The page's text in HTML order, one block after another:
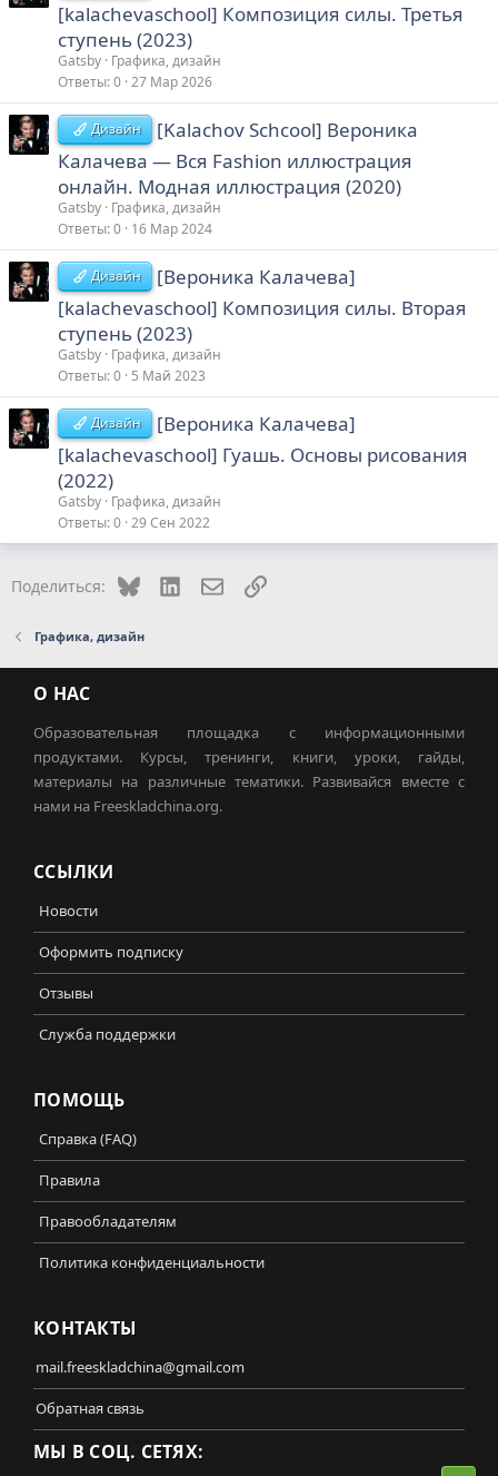
[kalachevaschool] Композиция силы. Третья
ступень (2023)
Gatsby Графика, дизайн
Ответы 0 27 Мар 2026
Дизайн
[Kalachov Schcool] Вероника
Калачева ― Вся Fashion иллюстрация
онлайн. Модная иллюстрация (2020)
Gatsby Графика, дизайн
Ответы 0 16 Мар 2024
Дизайн
[Вероника Калачева]
[kalachevaschool] Композиция силы. Вторая
ступень (2023)
Gatsby Графика, дизайн
Ответы 0 5 Май 2023
Дизайн
[Вероника Калачева]
[kalachevaschool] Гуашь. Основы рисования
(2022)
Gatsby Графика, дизайн
Ответы 0 29 Сен 2022
Поделиться: Bluesky LinkedInЭлектронная почта
Ссылка
Графика, дизайн
О НАС
Образовательная площадка с информационными
продуктами. Курсы, тренинги, книги, уроки, гайды,
материалы на различные тематики. Развивайся вместе с
нами на Freeskladchina.org.
ССЫЛКИ
Новости
Оформить подписку
Отзывы
Служба поддержки
ПОМОЩЬ
Справка (FAQ)
Правила
Правообладателям
Политика конфиденциальности
КОНТАКТЫ
mail.freeskladchina@gmail.com
Обратная связь
МЫ В СОЦ. СЕТЯХ: